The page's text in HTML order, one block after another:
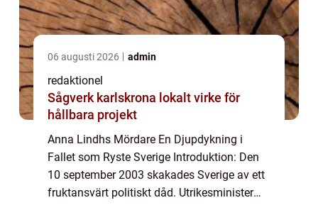
06 augusti 2026 admin
redaktionel
Sågverk karlskrona lokalt virke för
hållbara projekt
Anna Lindhs Mördare En Djupdykning i
Fallet som Ryste Sverige Introduktion: Den
10 september 2003 skakades Sverige av ett
fruktansvärt politiskt dåd. Utrikesminister